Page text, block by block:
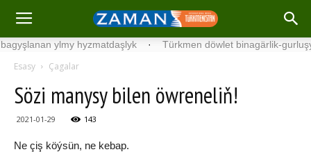
ylmy hyzmatdaşlyk · Türkmen döwlet binagärlik-gurluşyk
Esasy Çagalar
Sözi manysy bilen öwreneliň!
2021-01-29 143
Ne çiş köýsün, ne kebap.